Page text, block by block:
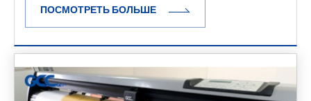
X, Y и Z, поворотный патрон поддерживает
ПОСМОТРЕТЬ БОЛЬШЕ